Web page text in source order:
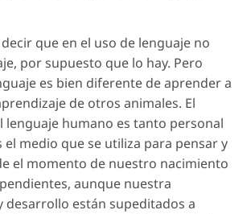
que en el uso de lenguaje no
por supuesto que lo hay. Pero
es bien diferente de aprender a
de otros animales. El
lenguaje humano es tanto personal
el medio que se utiliza para pensar y
el momento de nuestro nacimiento
aunque nuestra
desarrollo están supeditados a